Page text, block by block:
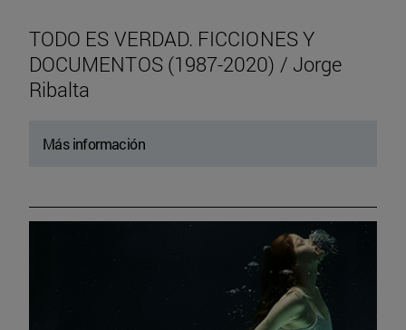
TODO ES VERDAD. FICCIONES Y
DOCUMENTOS (1987-2020) / Jorge
Ribalta
Más información